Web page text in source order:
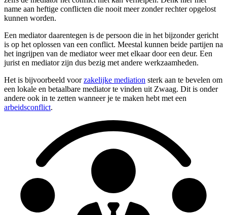
name aan heftige conflicten die nooit meer zonder rechter opgelost
kunnen worden.
Een mediator daarentegen is de persoon die in het bijzonder gericht
is op het oplossen van een conflict. Meestal kunnen beide partijen na
het ingrijpen van de mediator weer met elkaar door een deur. Een
jurist en mediator zijn dus bezig met andere werkzaamheden.
Het is bijvoorbeeld voorzakelijke mediation sterk aan te bevelen om
een lokale en betaalbare mediator te vinden uit Zwaag. Dit is onder
andere ook in te zetten wanneer je te maken hebt met een
arbeidsconflict.